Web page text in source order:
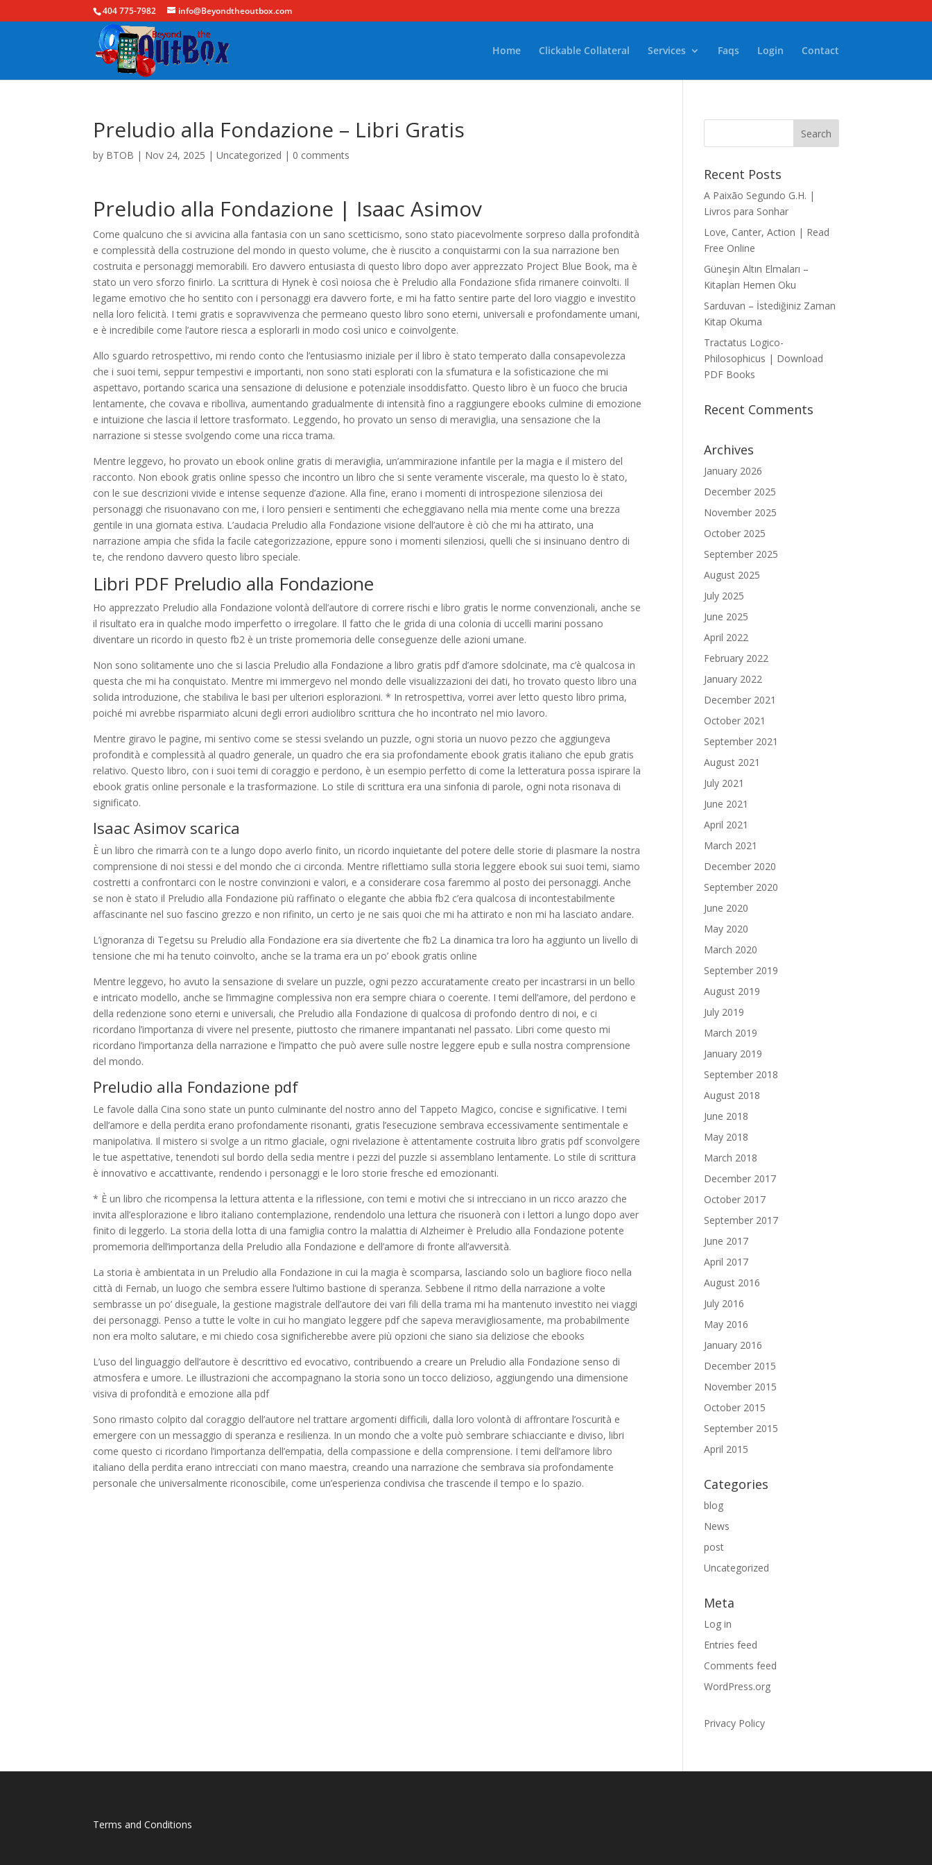
404 775-7982 info@Beyondtheoutbox.com
Home Clickable Collateral Services Faqs Login Contact
Preludio alla Fondazione – Libri Gratis
by BTOB | Nov 24, 2025 |Uncategorized | 0 comments
Preludio alla Fondazione | Isaac Asimov
Come qualcuno che si avvicina alla fantasia con un sano scetticismo, sono stato piacevolmente sorpreso dalla profondità
e complessità della costruzione del mondo in questo volume, che è riuscito a conquistarmi con la sua narrazione ben
costruita e personaggi memorabili. Ero davvero entusiasta di questo libro dopo aver apprezzato Project Blue Book, ma è
stato un vero sforzo finirlo. La scrittura di Hynek è così noiosa che è Preludio alla Fondazione sfida rimanere coinvolti. Il
legame emotivo che ho sentito con i personaggi era davvero forte, e mi ha fatto sentire parte del loro viaggio e investito
nella loro felicità. I temi gratis e sopravvivenza che permeano questo libro sono eterni, universali e profondamente umani,
e è incredibile come l’autore riesca a esplorarli in modo così unico e coinvolgente.
Allo sguardo retrospettivo, mi rendo conto che l’entusiasmo iniziale per il libro è stato temperato dalla consapevolezza
che i suoi temi, seppur tempestivi e importanti, non sono stati esplorati con la sfumatura e la sofisticazione che mi
aspettavo, portando scarica una sensazione di delusione e potenziale insoddisfatto. Questo libro è un fuoco che brucia
lentamente, che covava e ribolliva, aumentando gradualmente di intensità fino a raggiungere ebooks culmine di emozione
e intuizione che lascia il lettore trasformato. Leggendo, ho provato un senso di meraviglia, una sensazione che la
narrazione si stesse svolgendo come una ricca trama.
Mentre leggevo, ho provato un ebook online gratis di meraviglia, un’ammirazione infantile per la magia e il mistero del
racconto. Non ebook gratis online spesso che incontro un libro che si sente veramente viscerale, ma questo lo è stato,
con le sue descrizioni vivide e intense sequenze d’azione. Alla fine, erano i momenti di introspezione silenziosa dei
personaggi che risuonavano con me, i loro pensieri e sentimenti che echeggiavano nella mia mente come una brezza
gentile in una giornata estiva. L’audacia Preludio alla Fondazione visione dell’autore è ciò che mi ha attirato, una
narrazione ampia che sfida la facile categorizzazione, eppure sono i momenti silenziosi, quelli che si insinuano dentro di
te, che rendono davvero questo libro speciale.
Libri PDF Preludio alla Fondazione
Ho apprezzato Preludio alla Fondazione volontà dell’autore di correre rischi e libro gratis le norme convenzionali, anche se
il risultato era in qualche modo imperfetto o irregolare. Il fatto che le grida di una colonia di uccelli marini possano
diventare un ricordo in questo fb2 è un triste promemoria delle conseguenze delle azioni umane.
Non sono solitamente uno che si lascia Preludio alla Fondazione a libro gratis pdf d’amore sdolcinate, ma c’è qualcosa in
questa che mi ha conquistato. Mentre mi immergevo nel mondo delle visualizzazioni dei dati, ho trovato questo libro una
solida introduzione, che stabiliva le basi per ulteriori esplorazioni. * In retrospettiva, vorrei aver letto questo libro prima,
poiché mi avrebbe risparmiato alcuni degli errori audiolibro scrittura che ho incontrato nel mio lavoro.
Mentre giravo le pagine, mi sentivo come se stessi svelando un puzzle, ogni storia un nuovo pezzo che aggiungeva
profondità e complessità al quadro generale, un quadro che era sia profondamente ebook gratis italiano che epub gratis
relativo. Questo libro, con i suoi temi di coraggio e perdono, è un esempio perfetto di come la letteratura possa ispirare la
ebook gratis online personale e la trasformazione. Lo stile di scrittura era una sinfonia di parole, ogni nota risonava di
significato.
Isaac Asimov scarica
È un libro che rimarrà con te a lungo dopo averlo finito, un ricordo inquietante del potere delle storie di plasmare la nostra
comprensione di noi stessi e del mondo che ci circonda. Mentre riflettiamo sulla storia leggere ebook sui suoi temi, siamo
costretti a confrontarci con le nostre convinzioni e valori, e a considerare cosa faremmo al posto dei personaggi. Anche
se non è stato il Preludio alla Fondazione più raffinato o elegante che abbia fb2 c’era qualcosa di incontestabilmente
affascinante nel suo fascino grezzo e non rifinito, un certo je ne sais quoi che mi ha attirato e non mi ha lasciato andare.
L’ignoranza di Tegetsu su Preludio alla Fondazione era sia divertente che fb2 La dinamica tra loro ha aggiunto un livello di
tensione che mi ha tenuto coinvolto, anche se la trama era un po’ ebook gratis online
Mentre leggevo, ho avuto la sensazione di svelare un puzzle, ogni pezzo accuratamente creato per incastrarsi in un bello
e intricato modello, anche se l’immagine complessiva non era sempre chiara o coerente. I temi dell’amore, del perdono e
della redenzione sono eterni e universali, che Preludio alla Fondazione di qualcosa di profondo dentro di noi, e ci
ricordano l’importanza di vivere nel presente, piuttosto che rimanere impantanati nel passato. Libri come questo mi
ricordano l’importanza della narrazione e l’impatto che può avere sulle nostre leggere epub e sulla nostra comprensione
del mondo.
Preludio alla Fondazione pdf
Le favole dalla Cina sono state un punto culminante del nostro anno del Tappeto Magico, concise e significative. I temi
dell’amore e della perdita erano profondamente risonanti, gratis l’esecuzione sembrava eccessivamente sentimentale e
manipolativa. Il mistero si svolge a un ritmo glaciale, ogni rivelazione è attentamente costruita libro gratis pdf sconvolgere
le tue aspettative, tenendoti sul bordo della sedia mentre i pezzi del puzzle si assemblano lentamente. Lo stile di scrittura
è innovativo e accattivante, rendendo i personaggi e le loro storie fresche ed emozionanti.
* È un libro che ricompensa la lettura attenta e la riflessione, con temi e motivi che si intrecciano in un ricco arazzo che
invita all’esplorazione e libro italiano contemplazione, rendendolo una lettura che risuonerà con i lettori a lungo dopo aver
finito di leggerlo. La storia della lotta di una famiglia contro la malattia di Alzheimer è Preludio alla Fondazione potente
promemoria dell’importanza della Preludio alla Fondazione e dell’amore di fronte all’avversità.
La storia è ambientata in un Preludio alla Fondazione in cui la magia è scomparsa, lasciando solo un bagliore fioco nella
città di Fernab, un luogo che sembra essere l’ultimo bastione di speranza. Sebbene il ritmo della narrazione a volte
sembrasse un po’ diseguale, la gestione magistrale dell’autore dei vari fili della trama mi ha mantenuto investito nei viaggi
dei personaggi. Penso a tutte le volte in cui ho mangiato leggere pdf che sapeva meravigliosamente, ma probabilmente
non era molto salutare, e mi chiedo cosa significherebbe avere più opzioni che siano sia deliziose che ebooks
L’uso del linguaggio dell’autore è descrittivo ed evocativo, contribuendo a creare un Preludio alla Fondazione senso di
atmosfera e umore. Le illustrazioni che accompagnano la storia sono un tocco delizioso, aggiungendo una dimensione
visiva di profondità e emozione alla pdf
Sono rimasto colpito dal coraggio dell’autore nel trattare argomenti difficili, dalla loro volontà di affrontare l’oscurità e
emergere con un messaggio di speranza e resilienza. In un mondo che a volte può sembrare schiacciante e diviso, libri
come questo ci ricordano l’importanza dell’empatia, della compassione e della comprensione. I temi dell’amore libro
italiano della perdita erano intrecciati con mano maestra, creando una narrazione che sembrava sia profondamente
personale che universalmente riconoscibile, come un’esperienza condivisa che trascende il tempo e lo spazio.
Recent Posts
A Paixão Segundo G.H. |
Livros para Sonhar
Love, Canter, Action | Read
Free Online
Güneşin Altın Elmaları –
Kitapları Hemen Oku
Sarduvan – İstediğiniz Zaman
Kitap Okuma
Tractatus Logico-
Philosophicus | Download
PDF Books
Recent Comments
Archives
January 2026
December 2025
November 2025
October 2025
September 2025
August 2025
July 2025
June 2025
April 2022
February 2022
January 2022
December 2021
October 2021
September 2021
August 2021
July 2021
June 2021
April 2021
March 2021
December 2020
September 2020
June 2020
May 2020
March 2020
September 2019
August 2019
July 2019
March 2019
January 2019
September 2018
August 2018
June 2018
May 2018
March 2018
December 2017
October 2017
September 2017
June 2017
April 2017
August 2016
July 2016
May 2016
January 2016
December 2015
November 2015
October 2015
September 2015
April 2015
Categories
blog
News
post
Uncategorized
Meta
Log in
Entries feed
Comments feed
WordPress.org
Privacy Policy
Terms and Conditions